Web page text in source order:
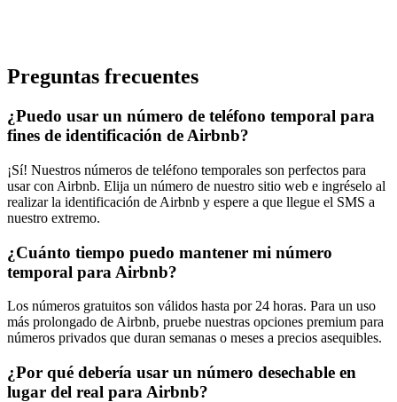
Preguntas frecuentes
¿Puedo usar un número de teléfono temporal para
fines de identificación de Airbnb?
¡Sí! Nuestros números de teléfono temporales son perfectos para
usar con Airbnb. Elija un número de nuestro sitio web e ingréselo al
realizar la identificación de Airbnb y espere a que llegue el SMS a
nuestro extremo.
¿Cuánto tiempo puedo mantener mi número
temporal para Airbnb?
Los números gratuitos son válidos hasta por 24 horas. Para un uso
más prolongado de Airbnb, pruebe nuestras opciones premium para
números privados que duran semanas o meses a precios asequibles.
¿Por qué debería usar un número desechable en
lugar del real para Airbnb?